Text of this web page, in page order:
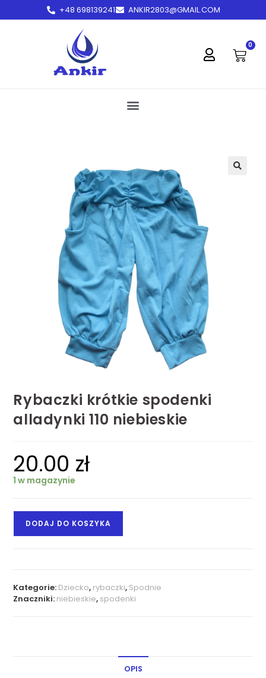
+48 698139241 ANKIR2803@GMAIL.COM
0
Rybaczki krótkie spodenki
alladynki 110 niebieskie
20.00 zł
1 w magazynie
DODAJ DO KOSZYKA
Kategorie: Dziecko, rybaczki, Spodnie
Znaczniki: niebieskie, spodenki
OPIS